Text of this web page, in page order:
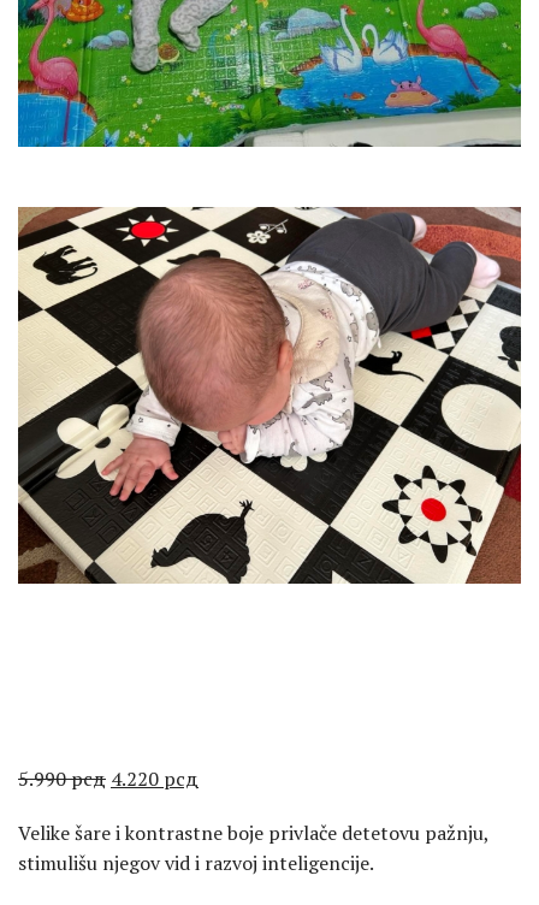
5.990рсд Оригинална
је
била:
4.220 рсд
је:
4.220 рсд.
Velike šare i kontrastne boje privlače detetovu pažnju,
stimulišu njegov vid i razvoj inteligencije.